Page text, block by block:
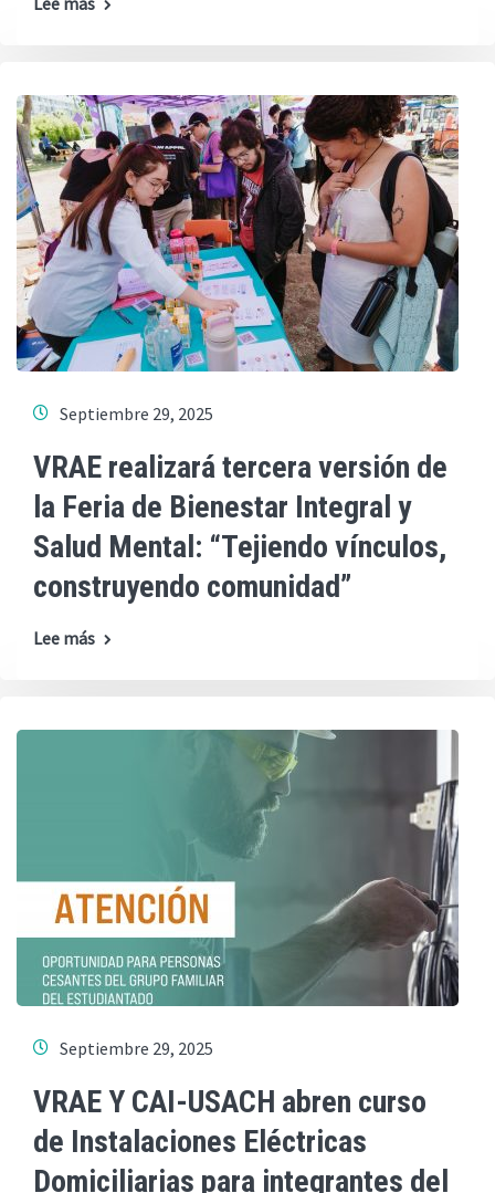
Septiembre 29, 2025
VRAE realizará tercera versión de
la Feria de Bienestar Integral y
Salud Mental: “Tejiendo vínculos,
construyendo comunidad”
Lee más
Septiembre 29, 2025
VRAE Y CAI-USACH abren curso
de Instalaciones Eléctricas
Domiciliarias para integrantes del